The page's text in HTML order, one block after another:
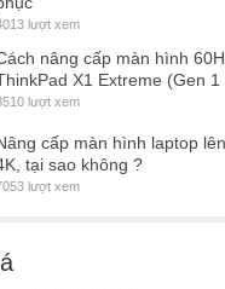
lượt xem
nâng cấp màn hình
X1 Extreme (Gen
lượt xem
cấp màn hình laptop
tại sao không ?
lượt xem